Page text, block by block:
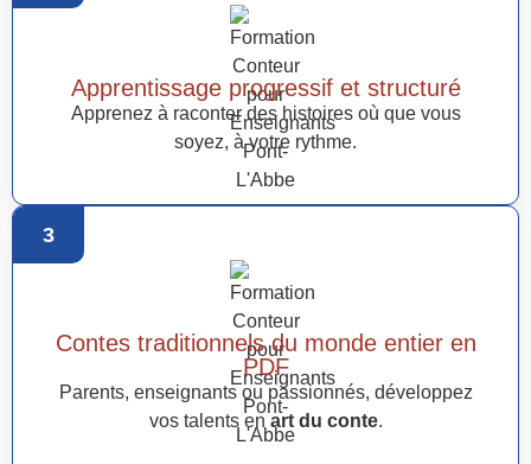
Apprentissage progressif et structuré
Apprenez à raconter des histoires où que vous
soyez, à votre rythme.
3
Contes traditionnels du monde entier en
PDF
Parents, enseignants ou passionnés, développez
vos talents en art du conte.